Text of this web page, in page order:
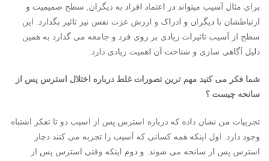
برای مثال آسیب میتواند در اعتماد افراد به دیگران, سطح صمیمیت و
ارتباطشان با دیگران و ادراک و ارزش عزت نفس نیز تاثیر بگذارد. این
سطح از آسیب تاثیرات زیادی بر روی فرد و جامعه می گذارد به همین
دلیل آگاهی سازی و شناخت آن اهمیت زیادی دارد.
شما فکر می کنید مهم ترین تصورات غلط درباره اختلال استرس پس از
سانحه چیست ؟
تجربیات من نشان داده که درباره استرس پس از اسیب دو تا تفکر اشتباه
وجود دارد. اول اینکه همه کسانی که آسیب را تجربه می کنند دچار
استرس پس از سانحه می شوند. و دوم اینکه وقتی استرس پس از